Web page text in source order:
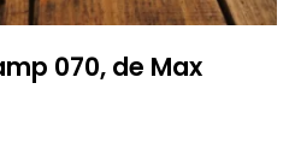
070, de Max